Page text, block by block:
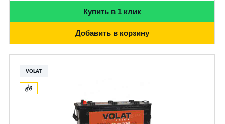
Купить в 1 клик
Добавить в корзину
VOLAT